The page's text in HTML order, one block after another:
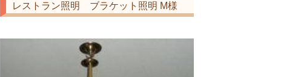
レストラン照明 ブラケット照明 M様